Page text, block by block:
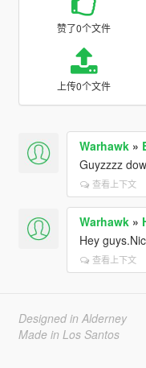
赞了0个文件
上传0个文件
Warhawk»
Guyzzzz
查看上下文
Warhawk»
Hey
查看上下文
Designed in Alderney
Made in Los Santos